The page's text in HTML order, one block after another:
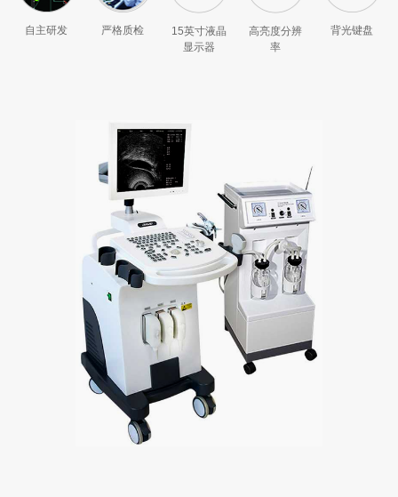
自主研发 严格质检
15英寸液晶
显示器
高亮度分辨
率
背光键盘